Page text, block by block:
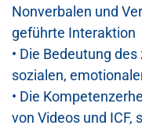
Nonverbalen und
geführte Interaktion
• Die Bedeutung
sozialen,
• Die
von Videos und ICF,